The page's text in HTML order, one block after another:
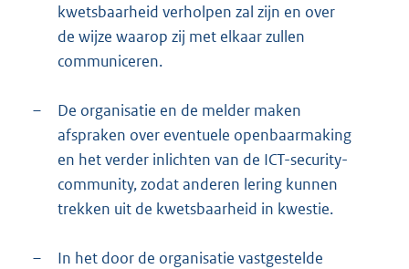
kwetsbaarheid verholpen zal zijn en over
de wijze waarop zij met elkaar zullen
communiceren.
–
De organisatie en de melder maken
afspraken over eventuele openbaarmaking
en het verder inlichten van de ICT-security-
community, zodat anderen lering kunnen
trekken uit de kwetsbaarheid in kwestie.
–
In het door de organisatie vastgestelde